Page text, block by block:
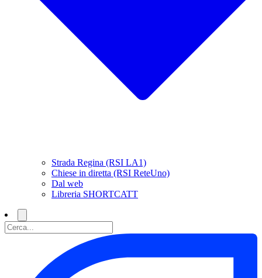
Strada Regina (RSI LA1)
Chiese in diretta (RSI ReteUno)
Dal web
Libreria SHORTCATT